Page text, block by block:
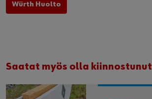
Würth Huolto
Saatat myös olla kiinnostunut